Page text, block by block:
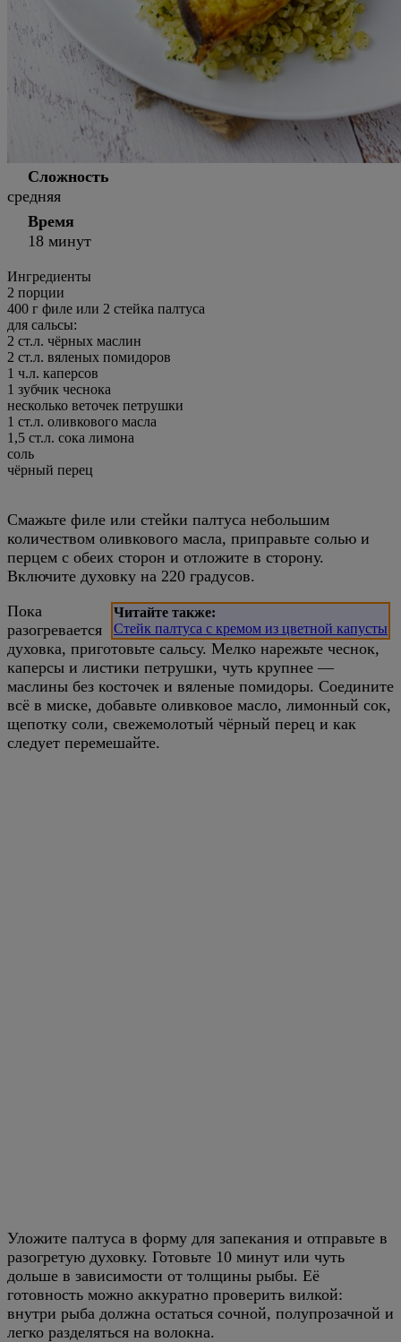
Сложность
средняя
Время
18 минут
Ингредиенты
2 порции
400 г филе или 2 стейка палтуса
для сальсы:
2 ст.л. чёрных маслин
2 ст.л. вяленых помидоров
1 ч.л. каперсов
1 зубчик чеснока
несколько веточек петрушки
1 ст.л. оливкового масла
1,5 ст.л. сока лимона
соль
чёрный перец
Смажьте филе или стейки палтуса небольшим
количеством оливкового масла, приправьте солью и
перцем с обеих сторон и отложите в сторону.
Включите духовку на 220 градусов.
Читайте также:
Стейк палтуса с кремом из цветной капусты
Пока
разогревается
духовка, приготовьте сальсу. Мелко нарежьте чеснок,
каперсы и листики петрушки, чуть крупнее —
маслины без косточек и вяленые помидоры. Соедините
всё в миске, добавьте оливковое масло, лимонный сок,
щепотку соли, свежемолотый чёрный перец и как
следует перемешайте.
Уложите палтуса в форму для запекания и отправьте в
разогретую духовку. Готовьте 10 минут или чуть
дольше в зависимости от толщины рыбы. Её
готовность можно аккуратно проверить вилкой:
внутри рыба должна остаться сочной, полупрозачной и
легко разделяться на волокна.